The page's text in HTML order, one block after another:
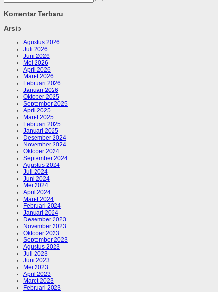
Komentar Terbaru
Arsip
Agustus 2026
Juli 2026
Juni 2026
Mei 2026
April 2026
Maret 2026
Februari 2026
Januari 2026
Oktober 2025
September 2025
April 2025
Maret 2025
Februari 2025
Januari 2025
Desember 2024
November 2024
Oktober 2024
September 2024
Agustus 2024
Juli 2024
Juni 2024
Mei 2024
April 2024
Maret 2024
Februari 2024
Januari 2024
Desember 2023
November 2023
Oktober 2023
September 2023
Agustus 2023
Juli 2023
Juni 2023
Mei 2023
April 2023
Maret 2023
Februari 2023